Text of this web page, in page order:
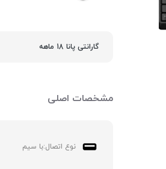
گارانتی پانا 18 ماهه
مشخصات اصلی
نوع اتصال:با سیم